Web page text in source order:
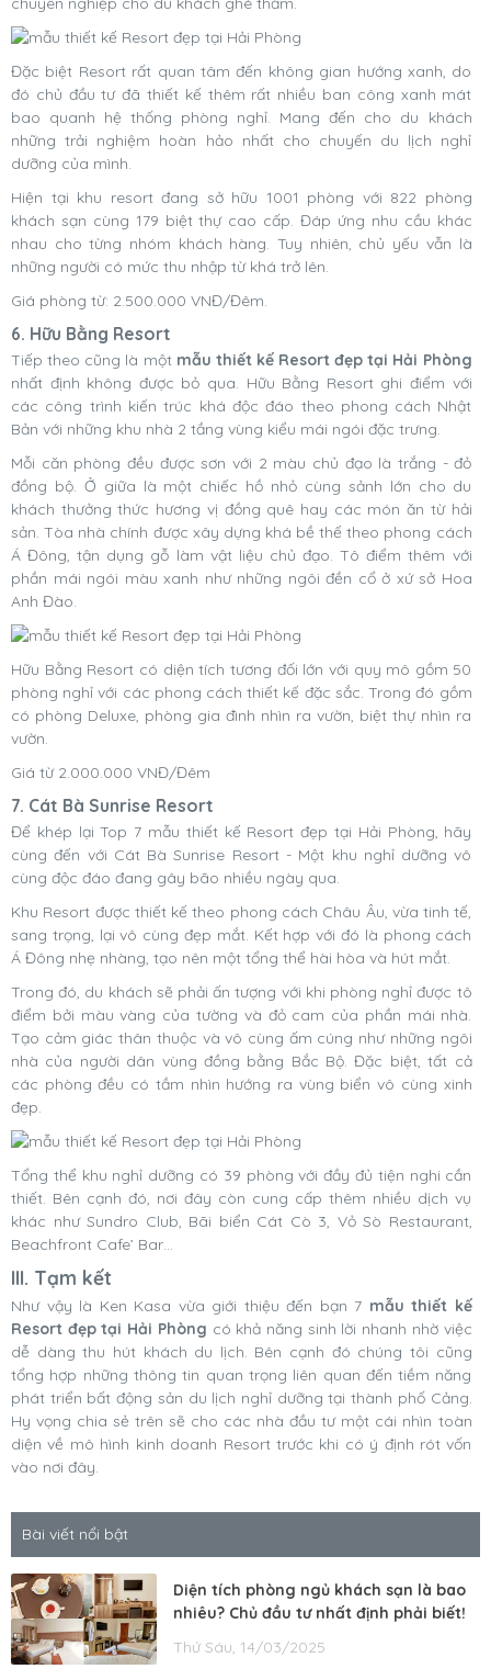
Đặc biệt Resort rất quan tâm đến không gian hướng xanh, do
đó chủ đầu tư đã thiết kế thêm rất nhiều ban công xanh mát
bao quanh hệ thống phòng nghỉ. Mang đến cho du khách
những trải nghiệm hoàn hảo nhất cho chuyến du lịch nghỉ
dưỡng của mình.
Hiện tại khu resort đang sở hữu 1001 phòng với 822 phòng
khách sạn cùng 179 biệt thự cao cấp. Đáp ứng nhu cầu khác
nhau cho từng nhóm khách hàng. Tuy nhiên, chủ yếu vẫn là
những người có mức thu nhập từ khá trở lên.
Giá phòng từ: 2.500.000 VNĐ/Đêm.
6. Hữu Bằng Resort
Tiếp theo cũng là một mẫu thiết kế Resort đẹp tại Hải Phòng
nhất định không được bỏ qua. Hữu Bằng Resort ghi điểm với
các công trình kiến trúc khá độc đáo theo phong cách Nhật
Bản với những khu nhà 2 tầng vùng kiểu mái ngói đặc trưng.
Mỗi căn phòng đều được sơn với 2 màu chủ đạo là trắng - đỏ
đồng bộ. Ở giữa là một chiếc hồ nhỏ cùng sảnh lớn cho du
khách thưởng thức hương vị đồng quê hay các món ăn từ hải
sản. Tòa nhà chính được xây dựng khá bề thế theo phong cách
Á Đông, tận dụng gỗ làm vật liệu chủ đạo. Tô điểm thêm với
phần mái ngói màu xanh như những ngôi đền cổ ở xứ sở Hoa
Anh Đào.
Hữu Bằng Resort có diện tích tương đối lớn với quy mô gồm 50
phòng nghỉ với các phong cách thiết kế đặc sắc. Trong đó gồm
có phòng Deluxe, phòng gia đình nhìn ra vườn, biệt thự nhìn ra
vườn.
Giá từ 2.000.000 VNĐ/Đêm
7. Cát Bà Sunrise Resort
Để khép lại Top 7 mẫu thiết kế Resort đẹp tại Hải Phòng, hãy
cùng đến với Cát Bà Sunrise Resort - Một khu nghỉ dưỡng vô
cùng độc đáo đang gây bão nhiều ngày qua.
Khu Resort được thiết kế theo phong cách Châu Âu, vừa tinh tế,
sang trọng, lại vô cùng đẹp mắt. Kết hợp với đó là phong cách
Á Đông nhẹ nhàng, tạo nên một tổng thể hài hòa và hút mắt.
Trong đó, du khách sẽ phải ấn tượng với khi phòng nghỉ được tô
điểm bởi màu vàng của tường và đỏ cam của phần mái nhà.
Tạo cảm giác thân thuộc và vô cùng ấm cúng như những ngôi
nhà của người dân vùng đồng bằng Bắc Bộ. Đặc biệt, tất cả
các phòng đều có tầm nhìn hướng ra vùng biển vô cùng xinh
đẹp.
Tổng thể khu nghỉ dưỡng có 39 phòng với đầy đủ tiện nghi cần
thiết. Bên cạnh đó, nơi đây còn cung cấp thêm nhiều dịch vụ
khác như Sundro Club, Bãi biển Cát Cò 3, Vỏ Sò Restaurant,
Beachfront Cafe’ Bar…
III. Tạm kết
Như vậy là Ken Kasa vừa giới thiệu đến bạn 7 mẫu thiết kế
Resort đẹp tại Hải Phòng có khả năng sinh lời nhanh nhờ việc
dễ dàng thu hút khách du lịch. Bên cạnh đó chúng tôi cũng
tổng hợp những thông tin quan trọng liên quan đến tiềm năng
phát triển bất động sản du lịch nghỉ dưỡng tại thành phố Cảng.
Hy vọng chia sẻ trên sẽ cho các nhà đầu tư một cái nhìn toàn
diện về mô hình kinh doanh Resort trước khi có ý định rót vốn
vào nơi đây.
Bài viết nổi bật
Diện tích phòng ngủ khách sạn là bao
nhiêu? Chủ đầu tư nhất định phải biết!
Thứ Sáu, 14/03/2025